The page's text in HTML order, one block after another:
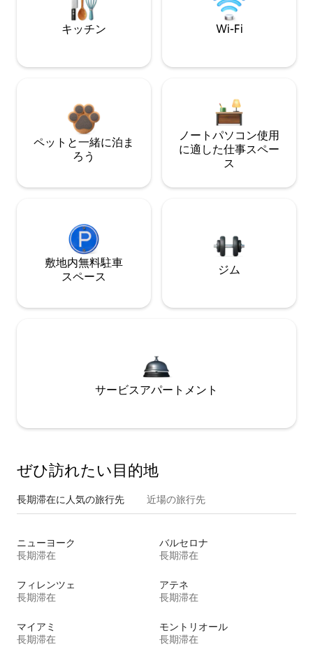
キッチン Wi-Fi
ペットと一緒に泊ま
ろう
ノートパソコン使用
に適した仕事スペー
ス
敷地内無料駐⁠車
ス⁠ペ⁠ー⁠ス
ジム
サービスアパートメント
ぜひ訪⁠れ⁠た⁠い目⁠的⁠地
長期滞在に人気の旅行先 近場の旅行先
ニューヨーク
長期滞在
バルセロナ
長期滞在
フィレンツェ
長期滞在
アテネ
長期滞在
マイアミ
長期滞在
モントリオール
長期滞在